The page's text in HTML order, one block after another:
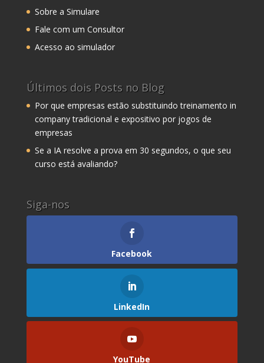
Sobre a Simulare
Fale com um Consultor
Acesso ao simulador
Últimos dois Posts no Blog
Por que empresas estão substituindo treinamento in
company tradicional e expositivo por jogos de
empresas
Se a IA resolve a prova em 30 segundos, o que seu
curso está avaliando?
Siga-nos
Facebook
LinkedIn
YouTube